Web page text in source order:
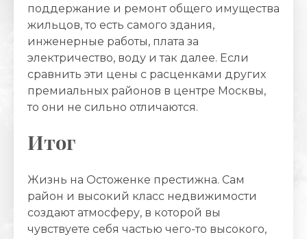
поддержание и ремонт общего имущества
жильцов, то есть самого здания,
инженерные работы, плата за
электричество, воду и так далее. Если
сравнить эти цены с расценками других
премиальных районов в центре Москвы,
то они не сильно отличаются.
Итог
Жизнь на Остоженке престижна. Сам
район и высокий класс недвижимости
создают атмосферу, в которой вы
чувствуете себя частью чего-то высокого,